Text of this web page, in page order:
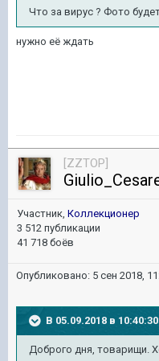
Что за вирус ? Фото
нужно её ждать
[ZZTOP]
Участник, Коллекционер
3 512 публикации
41 718 боёв
Опубликовано: 5 сен 2018,
В 05.09.2018 в
Доброго дня, товарищи.